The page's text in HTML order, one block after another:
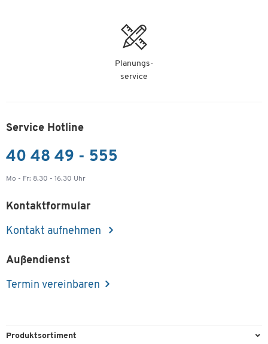
Planungs-
service
Service Hotline
40 48 49 - 555
Mo - Fr: 8.30 - 16.30 Uhr
Kontaktformular
Kontakt aufnehmen
Außendienst
Termin vereinbaren
Produktsortiment